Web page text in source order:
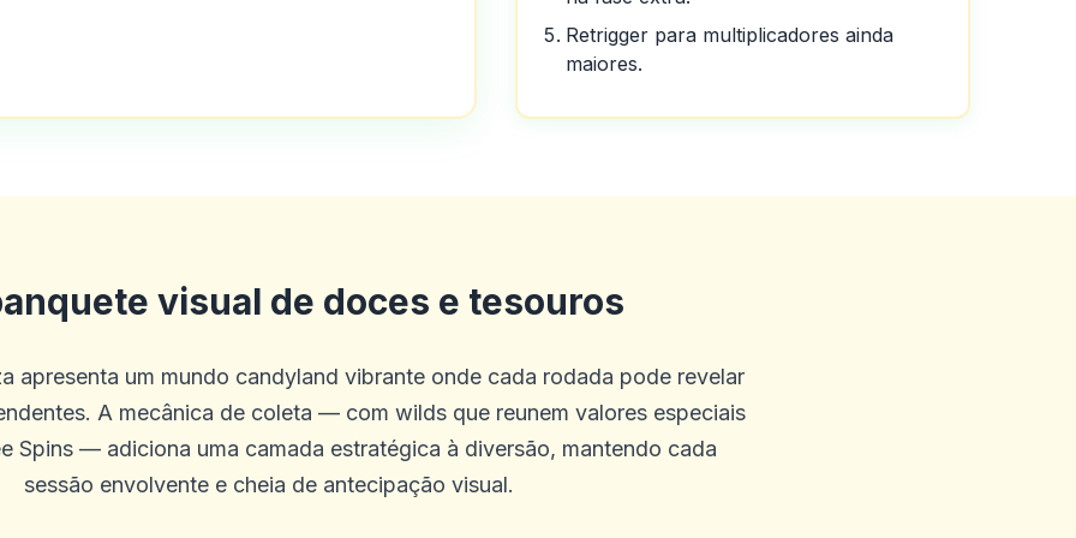
Retrigger para multiplicadores ainda
maiores.
visual de doces e tesouros
apresenta um mundo candyland vibrante onde cada rodada pode revelar
A mecânica de coleta — com wilds que reunem valores especiais
Spins — adiciona uma camada estratégica à diversão, mantendo cada
sessão envolvente e cheia de antecipação visual.
é verdade que eles não dão muitos bônus gratuitos sem depósito,
site que eu conheço que oferece apostas exóticas praticamente
Além disso, o concurso grátis de pick ems é friggin incrível,
de graça, esteve com eles por idades aqui na Austrália